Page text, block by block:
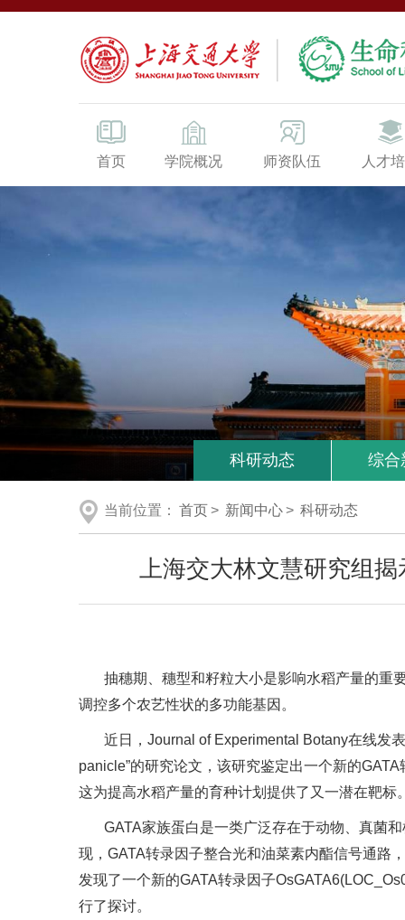
首页 学院概况 师资队伍 人才
科研动态 综合
当前位置： 首页> 新闻中心> 科研动态
上海交大林文慧研究组
抽穗期、穗型和籽粒大小是影响水稻产量的重
调控多个农艺性状的多功能基因。
近日，Journal of Experimental Botany在线发
panicle”的研究论文，该研究鉴定出一个新的
这为提高水稻产量的育种计划提供了又一潜在靶
GATA家族蛋白是一类广泛存在于动物、真菌
现，GATA转录因子整合光和油菜素内酯信号通路
发现了一个新的GATA转录因子
行了探讨。